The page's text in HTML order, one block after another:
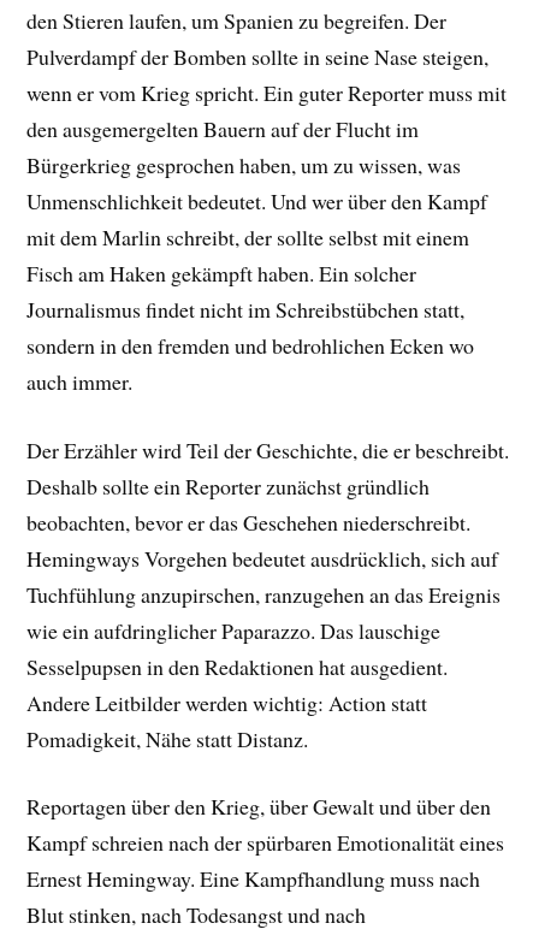
den Stieren laufen, um Spanien zu begreifen. Der
Pulverdampf der Bomben sollte in seine Nase steigen,
wenn er vom Krieg spricht. Ein guter Reporter muss mit
den ausgemergelten Bauern auf der Flucht im
Bürgerkrieg gesprochen haben, um zu wissen, was
Unmenschlichkeit bedeutet. Und wer über den Kampf
mit dem Marlin schreibt, der sollte selbst mit einem
Fisch am Haken gekämpft haben. Ein solcher
Journalismus findet nicht im Schreibstübchen statt,
sondern in den fremden und bedrohlichen Ecken wo
auch immer.
Der Erzähler wird Teil der Geschichte, die er beschreibt.
Deshalb sollte ein Reporter zunächst gründlich
beobachten, bevor er das Geschehen niederschreibt.
Hemingways Vorgehen bedeutet ausdrücklich, sich auf
Tuchfühlung anzupirschen, ranzugehen an das Ereignis
wie ein aufdringlicher Paparazzo. Das lauschige
Sesselpupsen in den Redaktionen hat ausgedient.
Andere Leitbilder werden wichtig: Action statt
Pomadigkeit, Nähe statt Distanz.
Reportagen über den Krieg, über Gewalt und über den
Kampf schreien nach der spürbaren Emotionalität eines
Ernest Hemingway. Eine Kampfhandlung muss nach
Blut stinken, nach Todesangst und nach